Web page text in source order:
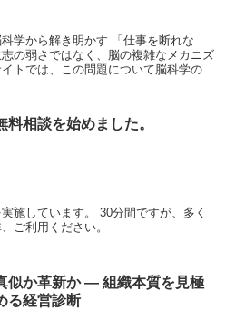
学から解き明かす 「仕事を断れな
の弱さではなく、脳の複雑なメカニズ
トでは、この問題について脳科学の観
料相談を始めました。
施しています。 30分間ですが、多く
ご利用ください。
似か革新か ― 組織本質を見極
る経営診断